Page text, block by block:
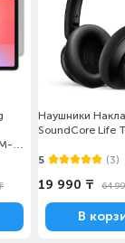
Наушники
SoundCore Life
5 (3)
19 990 ₸ 64
В